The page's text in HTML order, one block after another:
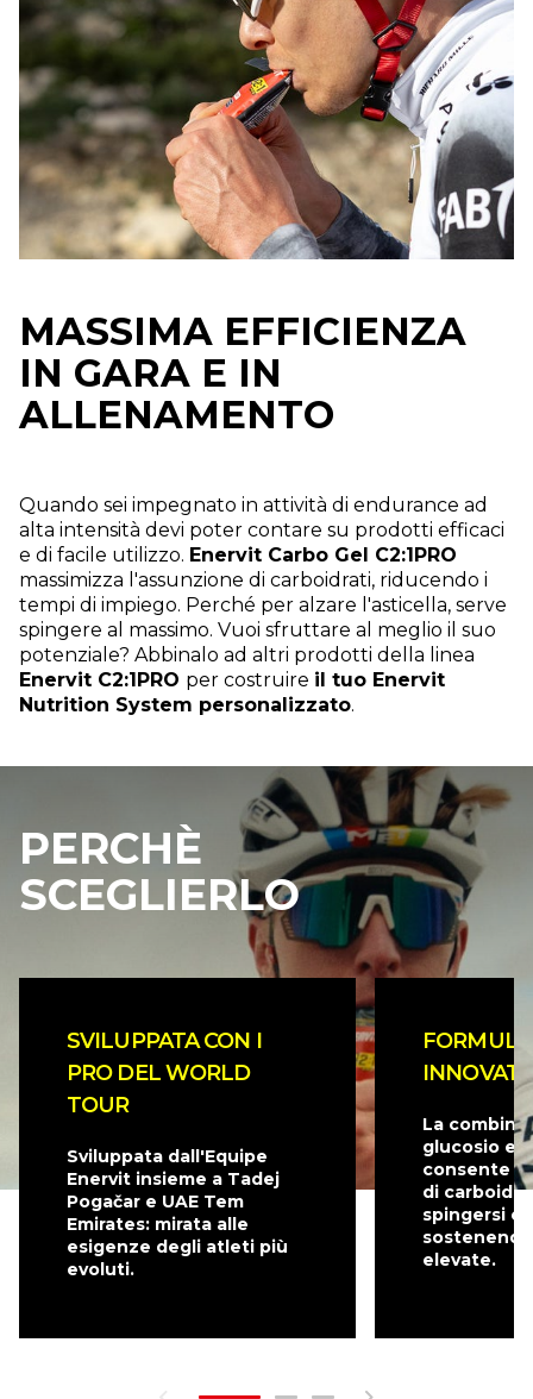
MASSIMA EFFICIENZA
IN GARA E IN
ALLENAMENTO
Quando sei impegnato in attività di endurance ad
alta intensità devi poter contare su prodotti efficaci
e di facile utilizzo. Enervit Carbo Gel C2:1PRO
massimizza l'assunzione di carboidrati, riducendo i
tempi di impiego. Perché per alzare l'asticella, serve
spingere al massimo. Vuoi sfruttare al meglio il suo
potenziale? Abbinalo ad altri prodotti della linea
Enervit C2:1PRO per costruire il tuo Enervit
Nutrition System personalizzato.
PERCHÈ
SCEGLIERLO
SVILUPPATA CON I
PRO DEL WORLD
TOUR
Sviluppata dall'Equipe
Enervit insieme a Tadej
Pogačar e UAE Tem
Emirates: mirata alle
esigenze degli atleti più
evoluti.
FORMULA
La
glucosio e
consente
di
spingersi
elevate.